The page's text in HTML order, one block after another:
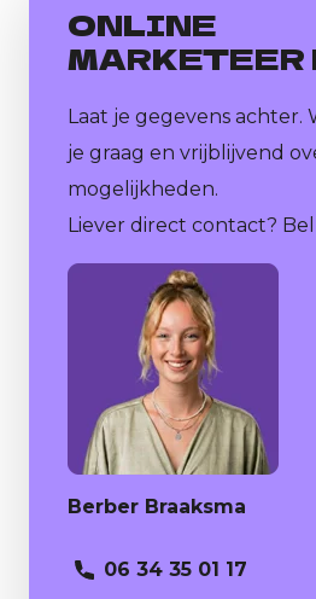
ONLINE
MARKETEER
Laat je gegevens achter.
je graag en vrijblijvend
mogelijkheden.
Liever direct contact? Bel
Berber Braaksma
06 34 35 01 17